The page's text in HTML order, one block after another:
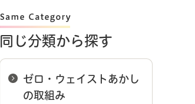
同じ分類から探す
ゼロ・ウェイストあかし
の取組み